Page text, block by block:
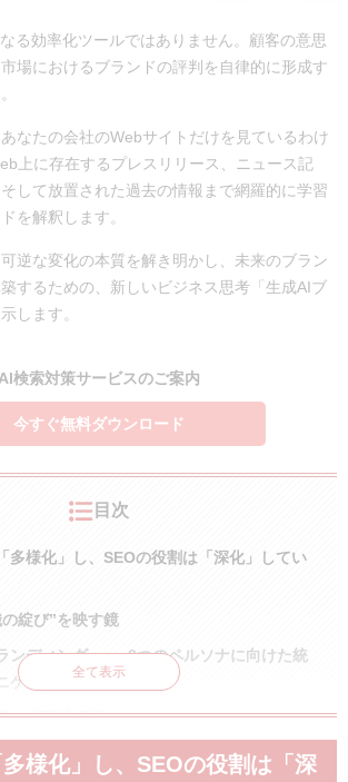
る効率化ツールではありません。顧客の意思
場におけるブランドの評判を自律的に形成す
なたの会社のWebサイトだけを見ているわけ
上に存在するプレスリリース、ニュース記
して放置された過去の情報まで網羅的に学習
を解釈します。
逆な変化の本質を解き明かし、未来のブラン
するための、新しいビジネス思考「生成AIブ
します。
検索対策サービスのご案内
今すぐ無料ダウンロード
目次
多様化」し、SEOの役割は「深化」してい
綻び”を映す鏡
ンディング」 ― 2つのペルソナに向けた統
ケーション
の「現状把握」
なマーケティング課題
全て表示
様化」し、SEOの役割は「深